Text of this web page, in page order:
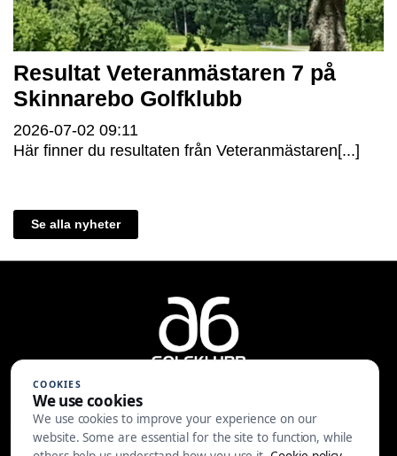
Resultat Veteranmästaren 7 på
Skinnarebo Golfklubb
2026-07-02 09:11
Här finner du resultaten från Veteranmästaren[...]
Se alla nyheter
A6 Golfklubb | Centralvägen 37 |
COOKIES
We use cookies
We use cookies to improve your experience on our
website. Some are essential for the site to function, while